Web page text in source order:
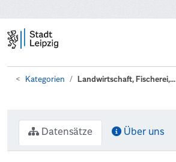
Kategorien Landwirtschaft, Fischerei,...
Datensätze Über uns